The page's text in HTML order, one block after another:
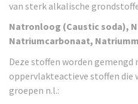
van sterk alkalische
Natronloog (Caustic soda),
Natriumcarbonaat,
Deze stoffen worden gemengd
oppervlakteactieve stoffen die
groepen n.l.: